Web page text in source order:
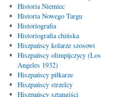
Historia Niemiec
Historia Nowego Targu
Historiografia
Historiografia chińska
Hiszpańscy kolarze szosowi
Hiszpańscy olimpijczycy (Los
Angeles 1932)
Hiszpańscy piłkarze
Hiszpańscy strzelcy
Hiszpańscy sztangiści